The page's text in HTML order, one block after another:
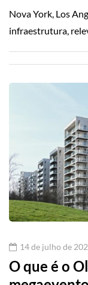
Nova York, Los
infraestrutura,
14 de julho de
O que é o